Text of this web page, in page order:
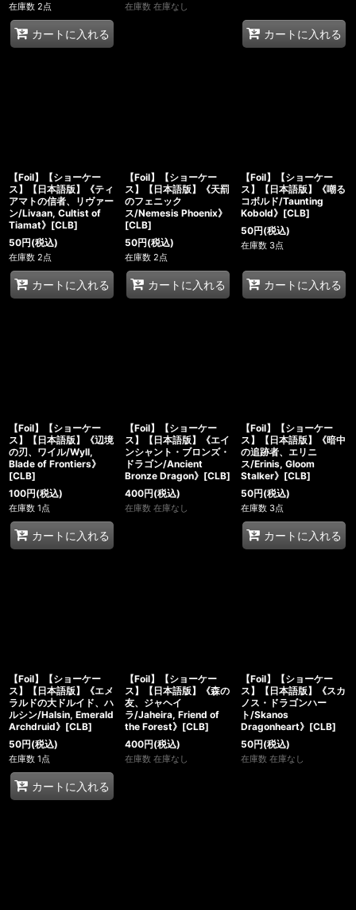
在庫数 2点
カートに入れる
在庫数 在庫なし
カートに入れる
【Foil】【ショーケー
ス】【日本語版】《ティ
アマトの信者、リヴァー
ン/Livaan, Cultist of
Tiamat》[CLB]
50円(税込)
在庫数 2点
カートに入れる
【Foil】【ショーケー
ス】【日本語版】《天罰
のフェニック
ス/Nemesis Phoenix》
[CLB]
50円(税込)
在庫数 2点
カートに入れる
【Foil】【ショーケー
ス】【日本語版】《嘲る
コボルド/Taunting
Kobold》[CLB]
50円(税込)
在庫数 3点
カートに入れる
【Foil】【ショーケー
ス】【日本語版】《辺境
の刃、ワイル/Wyll,
Blade of Frontiers》
[CLB]
100円(税込)
在庫数 1点
カートに入れる
【Foil】【ショーケー
ス】【日本語版】《エイ
ンシャント・ブロンズ・
ドラゴン/Ancient
Bronze Dragon》[CLB]
400円(税込)
在庫数 在庫なし
【Foil】【ショーケー
ス】【日本語版】《暗中
の追跡者、エリニ
ス/Erinis, Gloom
Stalker》[CLB]
50円(税込)
在庫数 3点
カートに入れる
【Foil】【ショーケー
ス】【日本語版】《エメ
ラルドの大ドルイド、ハ
ルシン/Halsin, Emerald
Archdruid》[CLB]
50円(税込)
在庫数 1点
カートに入れる
【Foil】【ショーケー
ス】【日本語版】《森の
友、ジャヘイ
ラ/Jaheira, Friend of
the Forest》[CLB]
400円(税込)
在庫数 在庫なし
【Foil】【ショーケー
ス】【日本語版】《スカ
ノス・ドラゴンハー
ト/Skanos
Dragonheart》[CLB]
50円(税込)
在庫数 在庫なし